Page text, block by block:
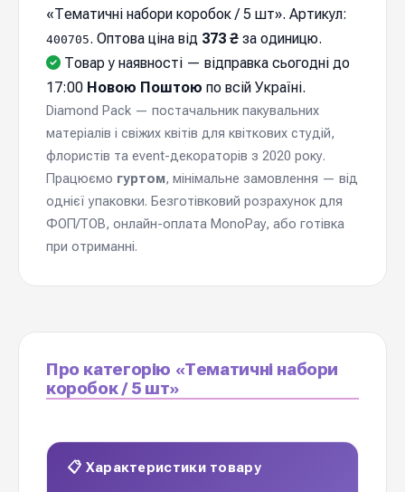
«Тематичні набори коробок / 5 шт». Артикул:
400705. Оптова ціна від 373 ₴ за одиницю.
Товар у наявності — відправка cьогодні до
17:00 Новою Поштою по всій Україні.
Diamond Pack — постачальник пакувальних
матеріалів і свіжих квітів для квіткових студій,
флористів та event-декораторів з 2020 року.
Працюємо гуртом, мінімальне замовлення — від
однієї упаковки. Безготівковий розрахунок для
ФОП/ТОВ, онлайн-оплата MonoPay, або готівка
при отриманні.
Про категорію «Тематичні набори
коробок / 5 шт»
📋 Характеристики товару